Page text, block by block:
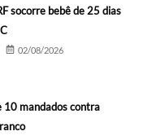
socorre bebê de 25 dias
02/08/2026
10 mandados contra